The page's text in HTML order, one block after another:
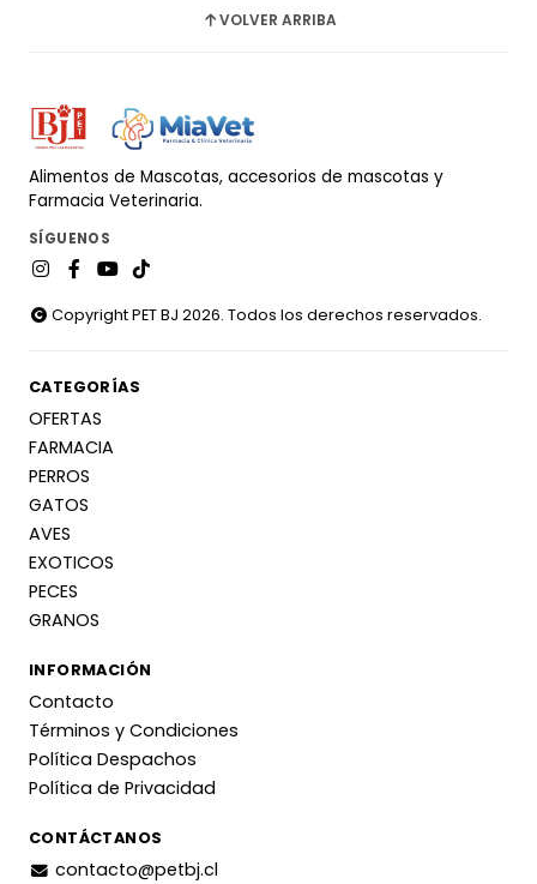
VOLVER ARRIBA
Alimentos de Mascotas, accesorios de mascotas y
Farmacia Veterinaria.
SÍGUENOS
Copyright PET BJ 2026. Todos los derechos reservados.
CATEGORÍAS
OFERTAS
FARMACIA
PERROS
GATOS
AVES
EXOTICOS
PECES
GRANOS
INFORMACIÓN
Contacto
Términos y Condiciones
Política Despachos
Política de Privacidad
CONTÁCTANOS
contacto@petbj.cl